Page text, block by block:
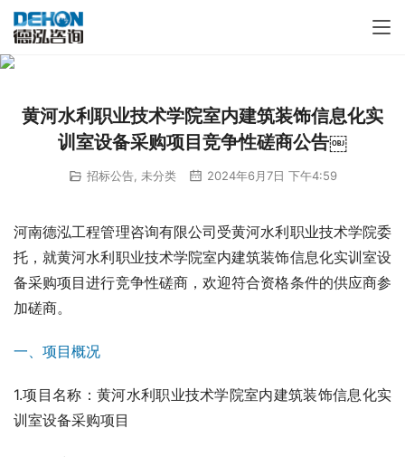
黄河水利职业技术学院室内建筑装饰信息化实
训室设备采购项目竞争性磋商公告￼
招标公告, 未分类 2024年6月7日 下午4:59
河南德泓工程管理咨询有限公司受黄河水利职业技术学院委
托，就黄河水利职业技术学院室内建筑装饰信息化实训室设
备采购项目进行竞争性磋商，欢迎符合资格条件的供应商参
加磋商。
一、项目概况
1.项目名称：黄河水利职业技术学院室内建筑装饰信息化实
训室设备采购项目